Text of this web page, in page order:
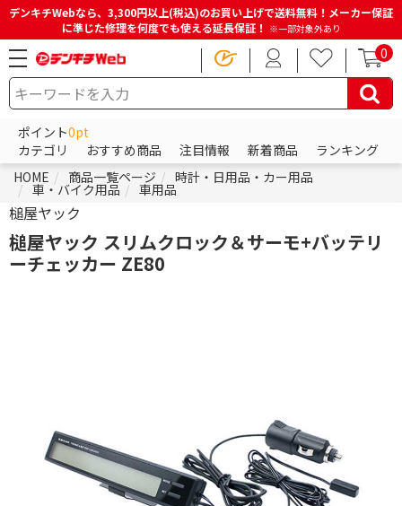
デンキチWebなら、3,300円以上(税込)のお買い上げで送料無料！メーカー保証
に準じた修理を何度でも使える延長保証！ ※一部対象外あり
0
ポイント0pt
カテゴリ
おすすめ商品 注目情報 新着商品
ランキング
HOME
商品一覧ページ 時計・日用品・カー用品
車・バイク用品 車用品
槌屋ヤック
槌屋ヤック スリムクロック＆サーモ+バッテリ
ーチェッカー ZE80